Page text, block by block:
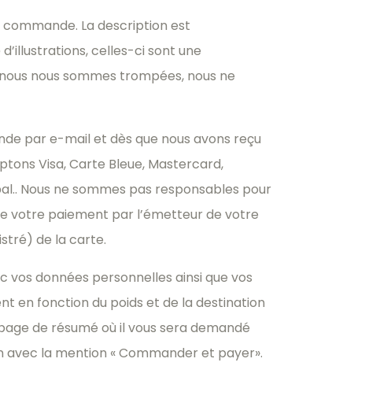
La description est
celles-ci sont une
nous sommes trompées, nous ne
par e-mail et dès que nous avons reçu
Visa, Carte Bleue, Mastercard,
Nous ne sommes pas responsables pour
votre paiement par l’émetteur de votre
de la carte.
vos données personnelles ainsi que vos
en fonction du poids et de la destination
de résumé où il vous sera demandé
la mention « Commander et payer».